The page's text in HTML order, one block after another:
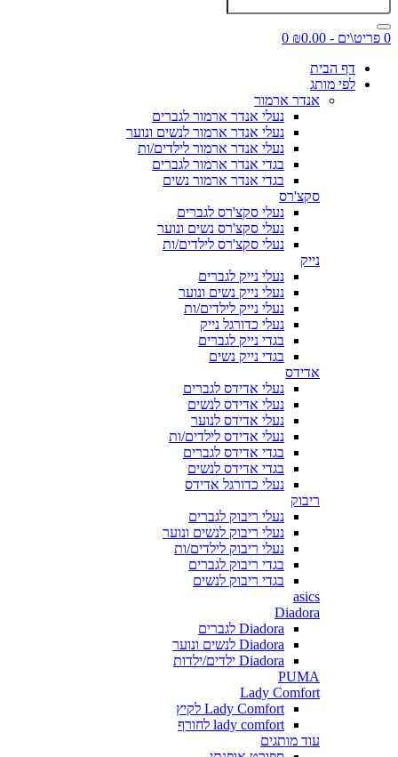
0 פריט\ים - ₪0.00
0
דף הבית
לפי מותג
אנדר ארמור
נעלי אנדר ארמור לגברים
נעלי אנדר ארמור לנשים ונוער
נעלי אנדר ארמור לילדים/ות
בגדי אנדר ארמור לגברים
בגדי אנדר ארמור נשים
סקצ'רס
נעלי סקצ'רס לגברים
נעלי סקצ'רס נשים ונוער
נעלי סקצ'רס לילדים/ות
נייק
נעלי נייק לגברים
נעלי נייק נשים ונוער
נעלי נייק לילדים/ות
נעלי כדורגל נייק
בגדי נייק לגברים
בגדי נייק נשים
אדידס
נעלי אדידס לגברים
נעלי אדידס לנשים
נעלי אדידס לנוער
נעלי אדידס לילדים/ות
בגדי אדידס לגברים
בגדי אדידס לנשים
נעלי כדורגל אדידס
ריבוק
נעלי ריבוק לגברים
נעלי ריבוק לנשים ונוער
נעלי ריבוק לילדים/ות
בגדי ריבוק לגברים
בגדי ריבוק לנשים
asics
Diadora
Diadora לגברים
Diadora לנשים ונוער
Diadora ילדים/ילדות
PUMA
Lady Comfort
Lady Comfort לקיץ
lady comfort לחורף
עוד מותגים